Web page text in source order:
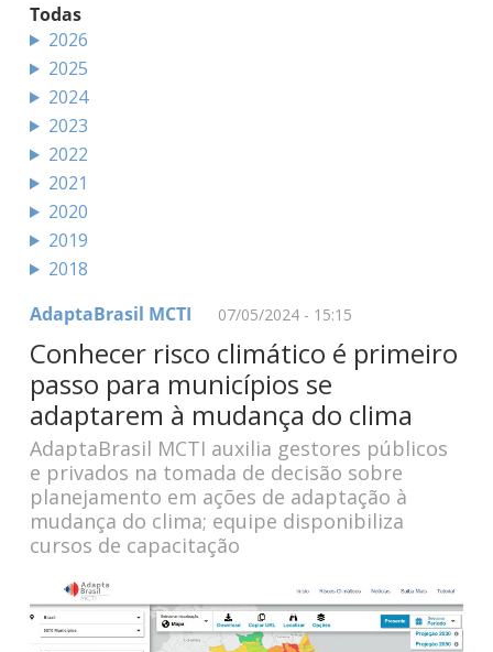
AdaptaBrasil MCTI 07/05/2024 - 15:15
Conhecer risco climático é primeiro
passo para municípios se
adaptarem à mudança do clima
AdaptaBrasil MCTI auxilia gestores públicos
e privados na tomada de decisão sobre
planejamento em ações de adaptação à
mudança do clima; equipe disponibiliza
cursos de capacitação
Todas
2026
2025
2024
2023
2022
2021
2020
2019
2018